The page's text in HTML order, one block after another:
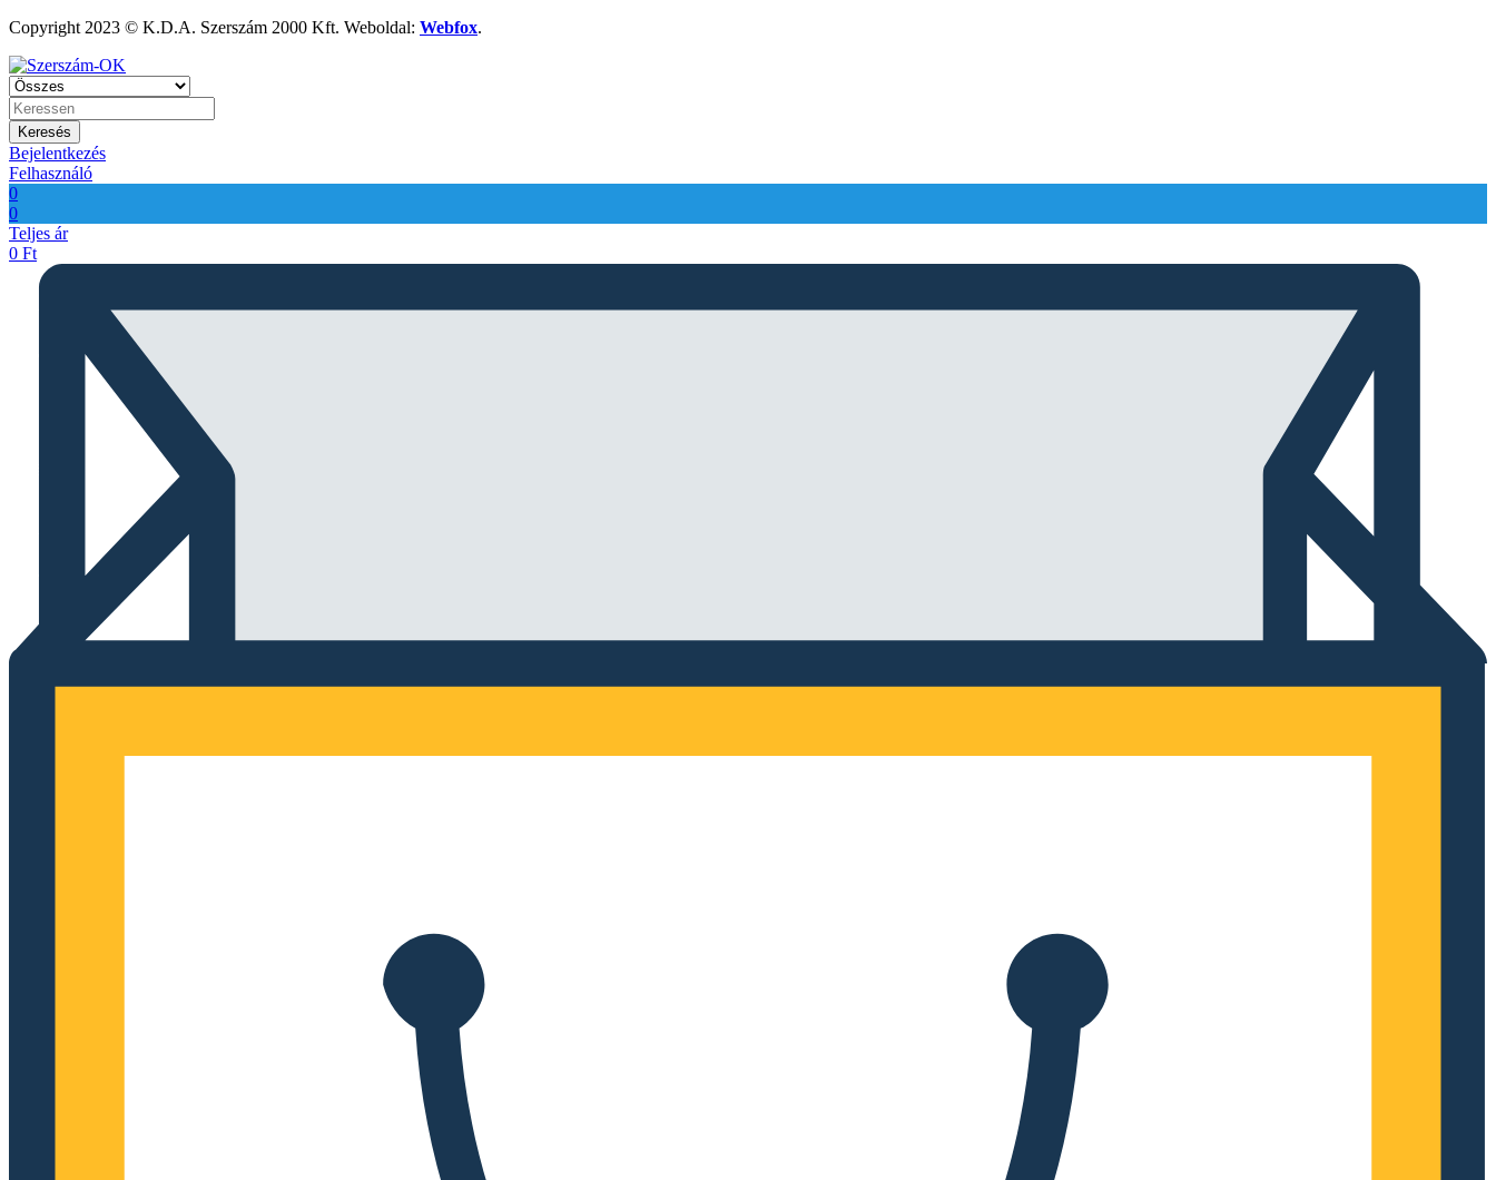
Copyright 2023 © K.D.A. Szerszám 2000 Kft. Weboldal: Webfox.
Keresés
Bejelentkezés
Felhasználó
0
0
Teljes ár
0 Ft